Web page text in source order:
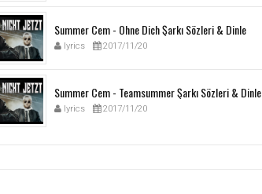
Summer Cem - Ohne Dich Şarkı Sözleri & Dinle
lyrics 2017/11/20
Summer Cem - Teamsummer Şarkı Sözleri & Dinle
lyrics 2017/11/20